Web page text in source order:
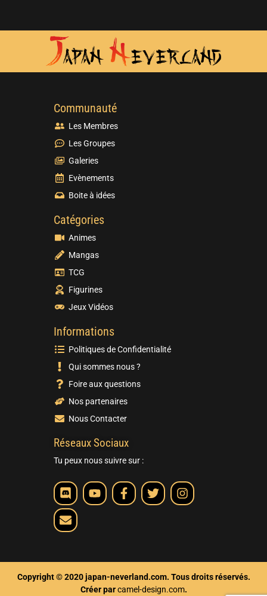
Communauté
Les Membres
Les Groupes
Galeries
Evènements
Boite à idées
Catégories
Animes
Mangas
TCG
Figurines
Jeux Vidéos
Informations
Politiques de Confidentialité
Qui sommes nous ?
Foire aux questions
Nos partenaires
Nous Contacter
Réseaux Sociaux
Tu peux nous suivre sur :
Copyright © 2020 japan-neverland.com. Tous droits réservés.
Créer parcamel-design.com.